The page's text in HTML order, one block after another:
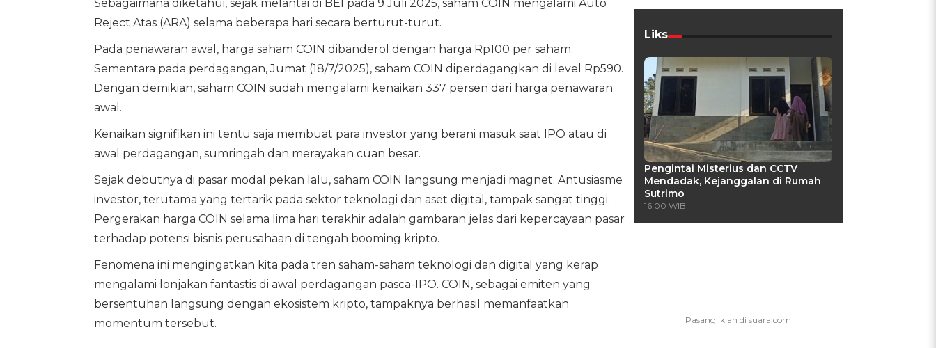
Sebagaimana diketahui, sejak melantai di BEI pada 9 Juli 2025, saham COIN mengalami Auto
Reject Atas (ARA) selama beberapa hari secara berturut-turut.
Pada penawaran awal, harga saham COIN dibanderol dengan harga Rp100 per saham.
Sementara pada perdagangan, Jumat (18/7/2025), saham COIN diperdagangkan di level Rp590.
Dengan demikian, saham COIN sudah mengalami kenaikan 337 persen dari harga penawaran
awal.
Kenaikan signifikan ini tentu saja membuat para investor yang berani masuk saat IPO atau di
awal perdagangan, sumringah dan merayakan cuan besar.
Sejak debutnya di pasar modal pekan lalu, saham COIN langsung menjadi magnet. Antusiasme
investor, terutama yang tertarik pada sektor teknologi dan aset digital, tampak sangat tinggi.
Pergerakan harga COIN selama lima hari terakhir adalah gambaran jelas dari kepercayaan pasar
terhadap potensi bisnis perusahaan di tengah booming kripto.
Fenomena ini mengingatkan kita pada tren saham-saham teknologi dan digital yang kerap
mengalami lonjakan fantastis di awal perdagangan pasca-IPO. COIN, sebagai emiten yang
bersentuhan langsung dengan ekosistem kripto, tampaknya berhasil memanfaatkan
momentum tersebut.
Liks
Pengintai Misterius dan CCTV
Mendadak, Kejanggalan di Rumah
Sutrimo
16:00 WIB